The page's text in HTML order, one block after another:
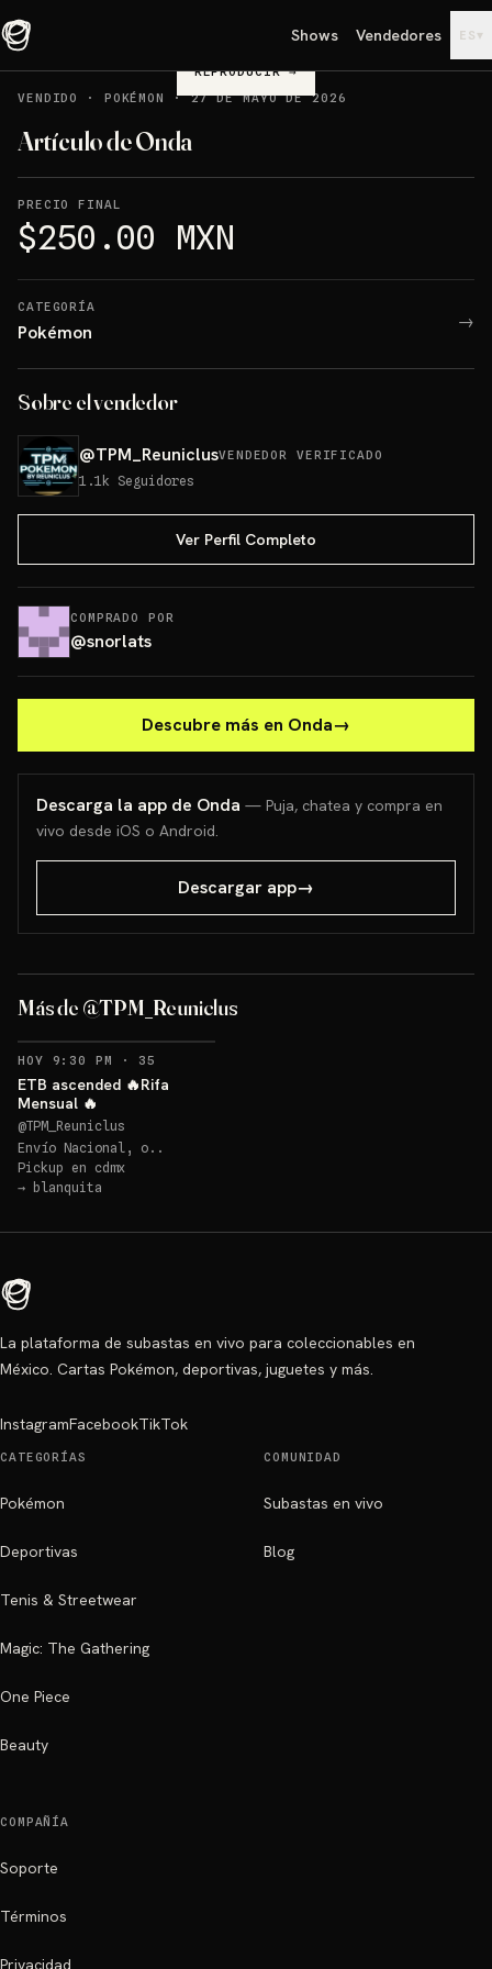
Shows Vendedores ES ▾
REPRODUCIR→
VENDIDO
· POKÉMON ·27 DE MAYO DE 2026
Artículo de Onda
PRECIO FINAL
$250.00 MXN
CATEGORÍA
Pokémon →
Sobre el vendedor
@TPM_ReuniclusVENDEDOR VERIFICADO
1.1k Seguidores
Ver Perfil Completo
COMPRADO POR
@snorlats
Descubre más en Onda→
Descarga la app de Onda — Puja, chatea y compra en
vivo desde iOS o Android.
Descargar app→
Más de @TPM_Reuniclus
HOY 9:30 PM · 35
ETB ascended 🔥Rifa
Mensual 🔥
@TPM_Reuniclus
Envío Nacional, o..
Pickup en cdmx
→ blanquita
La plataforma de subastas en vivo para coleccionables en
México. Cartas Pokémon, deportivas, juguetes y más.
InstagramFacebookTikTok
CATEGORÍAS
Pokémon
Deportivas
Tenis & Streetwear
Magic: The Gathering
One Piece
Beauty
COMUNIDAD
Subastas en vivo
Blog
COMPAÑÍA
Soporte
Términos
Privacidad